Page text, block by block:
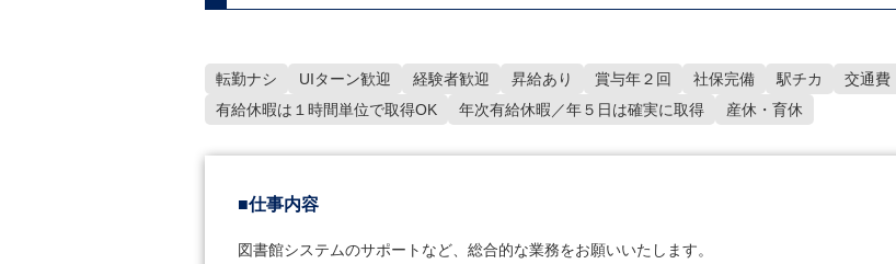
転勤ナシ UIターン歓迎 経験者歓迎 昇給あり 賞与年２回 社保完備 駅チカ 交通費
有給休暇は１時間単位で取得OK
年次有給休暇／年５日は確実に取得 産休・育休
■仕事内容
図書館システムのサポートなど、総合的な業務をお願いいたします。